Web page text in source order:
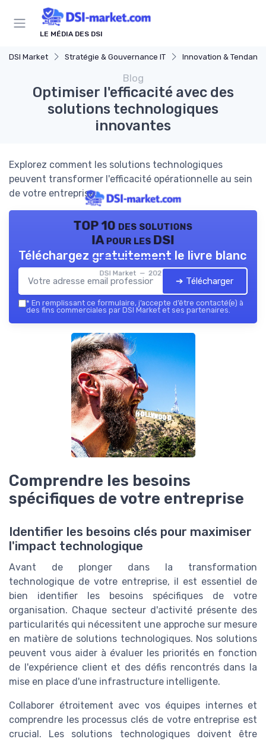
LE MÉDIA DES DSI
DSI Market Stratégie & Gouvernance IT Innovation &
Blog
Optimiser l'efficacité avec des
solutions technologiques
innovantes
Explorez comment les solutions technologiques
peuvent transformer l'efficacité opérationnelle au sein
de votre entreprise.
TOP 10 des solutions
IA pour les DSI
DSI Market — 2026
Téléchargez gratuitement le livre blanc
➔ Télécharger
* En remplissant ce formulaire, j’accepte d’être contacté(e) à
des fins commerciales par DSI Market et ses partenaires.
Comprendre les besoins
spécifiques de votre entreprise
Identifier les besoins clés pour maximiser
l'impact technologique
Avant de plonger dans la transformation
technologique de votre entreprise, il est essentiel de
bien identifier les besoins spécifiques de votre
organisation. Chaque secteur d'activité présente des
particularités qui nécessitent une approche sur mesure
en matière de solutions technologiques. Nos solutions
peuvent vous aider à évaluer les priorités en fonction
de l'expérience client et des défis rencontrés dans la
mise en place d'une infrastructure intelligente.
Collaborer étroitement avec vos équipes internes et
comprendre les processus clés de votre entreprise est
crucial. Les solutions technologiques doivent être
Panneau de gestion des cookies